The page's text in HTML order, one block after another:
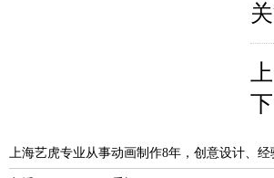
上海艺虎专业从事动画制作8年，创意设计、